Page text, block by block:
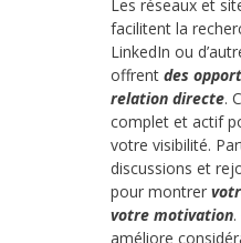
Les réseaux et
facilitent la
LinkedIn ou
offrent des
relation directe.
complet et actif
votre visibilité.
discussions et
pour montrer
votre motivation
améliore